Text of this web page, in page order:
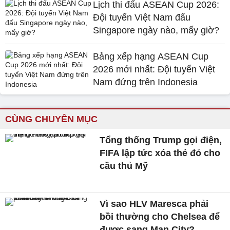
Lịch thi đấu ASEAN Cup 2026:
Đội tuyển Việt Nam đấu
Singapore ngày nào, mấy giờ?
Bảng xếp hạng ASEAN Cup
2026 mới nhất: Đội tuyển Việt
Nam đứng trên Indonesia
CÙNG CHUYÊN MỤC
Tổng thống Trump gọi điện,
FIFA lập tức xóa thẻ đỏ cho
cầu thủ Mỹ
Vì sao HLV Maresca phải
bồi thường cho Chelsea để